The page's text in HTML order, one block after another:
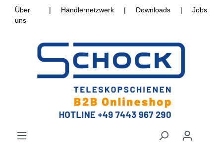
Über
uns
| Händlernetzwerk | Downloads | Jobs